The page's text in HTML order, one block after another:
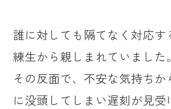
誰に対しても隔てなく対応す
練生から親しまれていました。
その反面で、不安な気持ち
に没頭してしまい遅刻が見受